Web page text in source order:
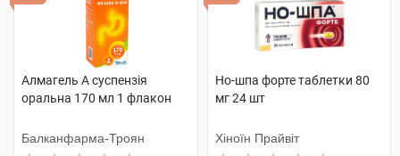
Алмагель А суспензія
оральна 170 мл 1 флакон
Балканфарма-Троян
Но-шпа форте таблетки 80
мг 24 шт
Хіноїн Прайвіт